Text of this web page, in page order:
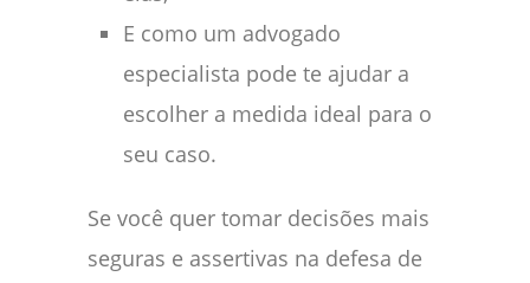
E como um advogado
especialista pode te ajudar a
escolher a medida ideal para o
seu caso.
Se você quer tomar decisões mais
seguras e assertivas na defesa de